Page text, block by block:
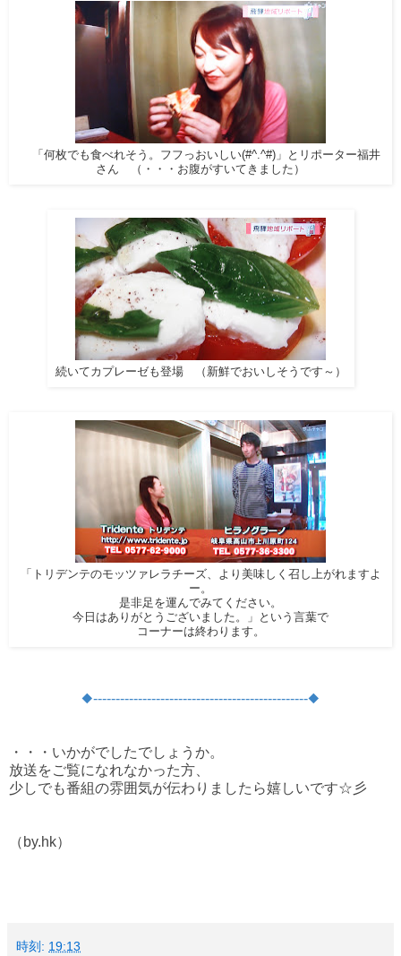
「何枚でも食べれそう。フフっおいしい(#^.^#)」とリポーター福井
さん （・・・お腹がすいてきました）
続いてカプレーゼも登場（新鮮でおいしそうです～）
「トリデンテのモッツァレラチーズ、より美味しく召し上がれますよ
ー。
是非足を運んでみてください。
今日はありがとうございました。」という言葉で
コーナーは終わります。
◆------------------------------------------------◆
・・・いかがでしたでしょうか。
放送をご覧になれなかった方、
少しでも番組の雰囲気が伝わりましたら嬉しいです☆彡
（by.hk）
時刻: 19:13